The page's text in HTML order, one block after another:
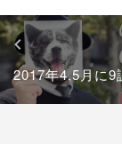
投
稿
ナ
ビ